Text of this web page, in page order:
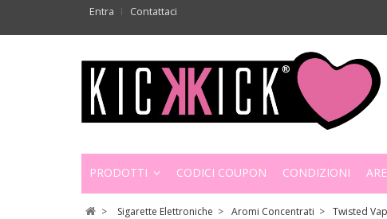
Entra Contattaci
PRODOTTI CODICI COUPON CONDIZIONI
> Sigarette Elettroniche > Aromi Concentrati > Twisted